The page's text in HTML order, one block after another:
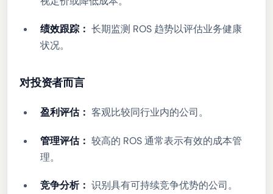
绩效跟踪： 长期监测 ROS 趋势以评估业务健康
状况。
对投资者而言
盈利评估： 客观比较同行业内的公司。
管理评估： 较高的 ROS 通常表示有效的成本管
理。
竞争分析： 识别具有可持续竞争优势的公司。